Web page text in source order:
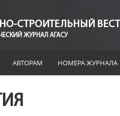
СТРОИТЕЛЬНЫЙ
ЖУРНАЛ АГАСУ
АВТОРАМ НОМЕРА ЖУРНАЛА